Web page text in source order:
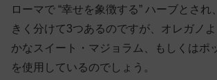
ローマで “幸せを象徴する” ハーブとされ
きく分けて3つあるのですが、オレガノ
かなスイート・マジョラム、もしくはポ
を使用しているのでしょう。